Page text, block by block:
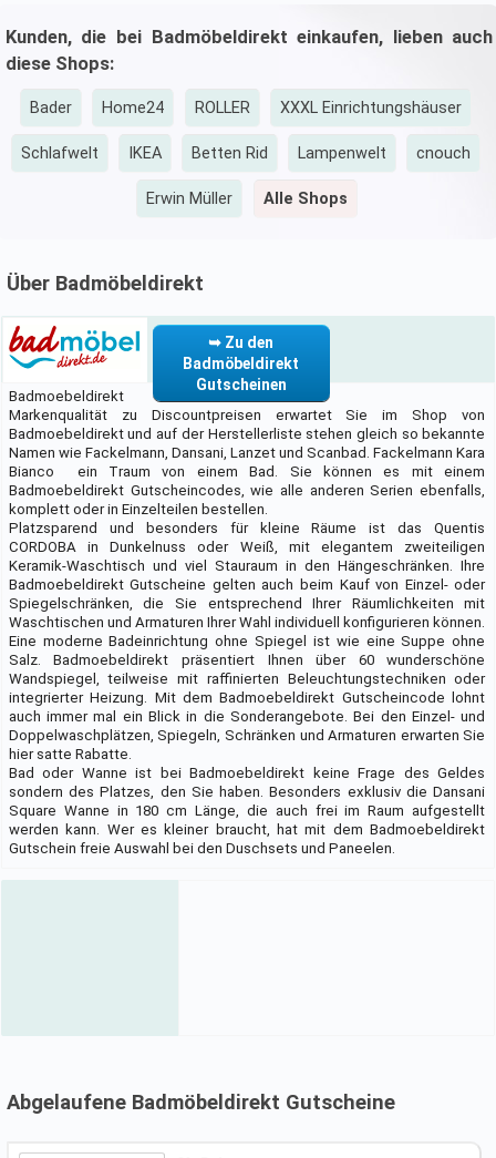
Kunden, die bei Badmöbeldirekt einkaufen, lieben auch
diese Shops:
Bader Home24 ROLLER XXXL Einrichtungshäuser
Schlafwelt IKEA Betten Rid Lampenwelt cnouch
Erwin Müller Alle Shops
Über Badmöbeldirekt
➥ Zu den
Badmöbeldirekt
Gutscheinen
Badmoebeldirekt
Markenqualität zu Discountpreisen erwartet Sie im Shop von
Badmoebeldirekt und auf der Herstellerliste stehen gleich so bekannte
Namen wie Fackelmann, Dansani, Lanzet und Scanbad. Fackelmann Kara
Bianco  ein Traum von einem Bad. Sie können es mit einem
Badmoebeldirekt Gutscheincodes, wie alle anderen Serien ebenfalls,
komplett oder in Einzelteilen bestellen.
Platzsparend und besonders für kleine Räume ist das Quentis
CORDOBA in Dunkelnuss oder Weiß, mit elegantem zweiteiligen
Keramik-Waschtisch und viel Stauraum in den Hängeschränken. Ihre
Badmoebeldirekt Gutscheine gelten auch beim Kauf von Einzel- oder
Spiegelschränken, die Sie entsprechend Ihrer Räumlichkeiten mit
Waschtischen und Armaturen Ihrer Wahl individuell konfigurieren können.
Eine moderne Badeinrichtung ohne Spiegel ist wie eine Suppe ohne
Salz. Badmoebeldirekt präsentiert Ihnen über 60 wunderschöne
Wandspiegel, teilweise mit raffinierten Beleuchtungstechniken oder
integrierter Heizung. Mit dem Badmoebeldirekt Gutscheincode lohnt
auch immer mal ein Blick in die Sonderangebote. Bei den Einzel- und
Doppelwaschplätzen, Spiegeln, Schränken und Armaturen erwarten Sie
hier satte Rabatte.
Bad oder Wanne ist bei Badmoebeldirekt keine Frage des Geldes
sondern des Platzes, den Sie haben. Besonders exklusiv die Dansani
Square Wanne in 180 cm Länge, die auch frei im Raum aufgestellt
werden kann. Wer es kleiner braucht, hat mit dem Badmoebeldirekt
Gutschein freie Auswahl bei den Duschsets und Paneelen.
Abgelaufene Badmöbeldirekt Gutscheine